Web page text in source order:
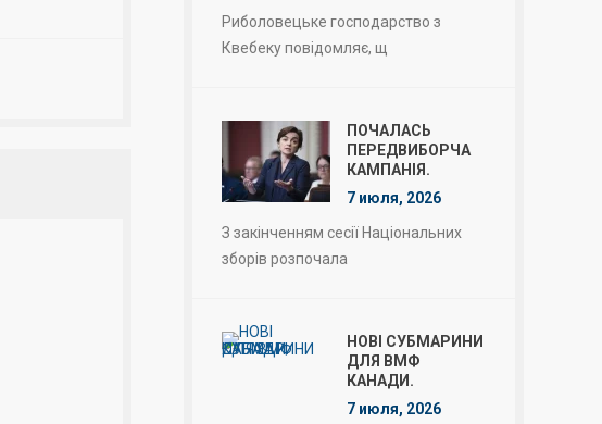
Риболовецьке господарство з
Квебеку повідомляє, щ
ПОЧАЛАСЬ
ПЕРЕДВИБОРЧА
КАМПАНІЯ.
7 июля, 2026
З закінченням сесії Національних
зборів розпочала
НОВІ СУБМАРИНИ
ДЛЯ ВМФ
КАНАДИ.
7 июля, 2026